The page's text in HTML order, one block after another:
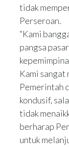
tidak
Perseroan.
“Kami
pangsa
Kami sangat
Pemerintah
kondusif,
tidak
berharap
untuk